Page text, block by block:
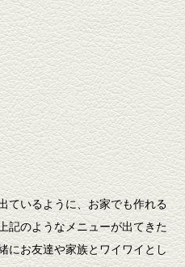
ているように、お家でも作れる
記のようなメニューが出てきた
にお友達や家族とワイワイとし